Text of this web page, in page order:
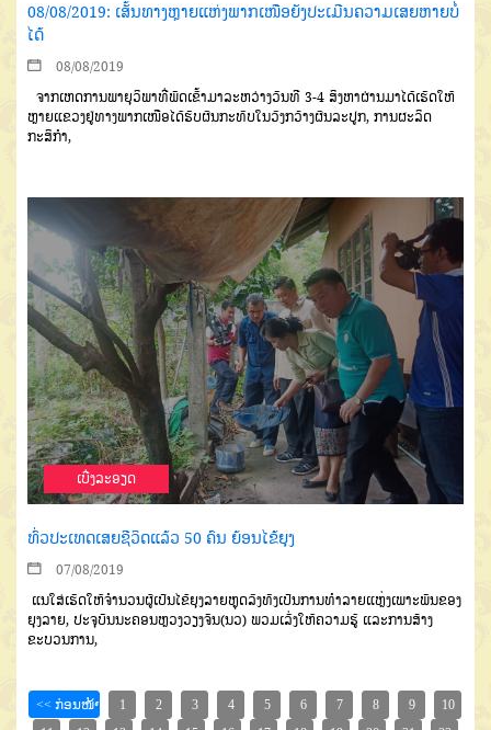
08/08/2019: ເສັ້ນທາງຫຼາຍແຫ່ງພາກເໜືອຍັງປະເມີນຄວາມເສຍຫາຍບໍ່
ໄດ້
08/08/2019
ຈາກເຫດການພາຍຸວິພາທີ່ພັດເຂົ້າມາລະຫວ່າງວັນທີ 3-4 ສິງຫາຜ່ານມາໄດ້ເຮັດໃຫ້
ຫຼາຍແຂວງຢູ່ທາງພາກເໜືອໄດ້ຮັບຜົນກະທົບໃນວົງກວ້າງຜົນລະປູກ, ການຜະລິດ
ກະສິກຳ,
ເບີ່ງລະອຽດ
ທົ່ວປະເທດເສຍຊີວິດແລ້ວ 50 ຄົນ ຍ້ອນໄຂ້ຍຸງ
07/08/2019
ແນໃສ່ເຮັດໃຫ້ຈຳນວນຜູ້ເປັນໄຂ້ຍຸງລາຍຫຼຸດລົງທັງເປັນການທຳລາຍແຫຼ່ງເພາະພັນຂອງ
ຍຸງລາຍ, ປະຈຸບັນນະຄອນຫຼວງວຽງຈັນ(ນວ) ພວມເລັ່ງໃຫ້ຄວາມຮູ້ ແລະການສ້າງ
ຂະບວນການ,